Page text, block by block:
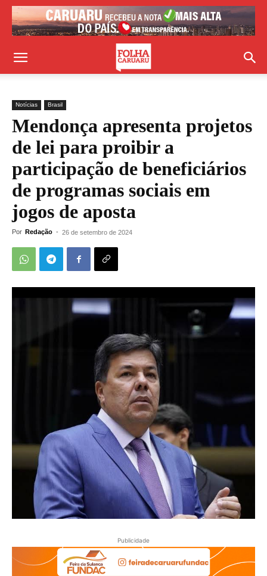
Notícias Brasil
Mendonça apresenta projetos
de lei para proibir a
participação de beneficiários
de programas sociais em
jogos de aposta
Por Redação - 26 de setembro de 2024
Publicidade